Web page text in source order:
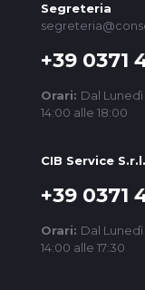
Segreteria
+39 0371
Orari: Dal
14:00 alle 18:00
CIB Service S.r.l.
+39 0371
Orari: Dal
14:00 alle 17:30